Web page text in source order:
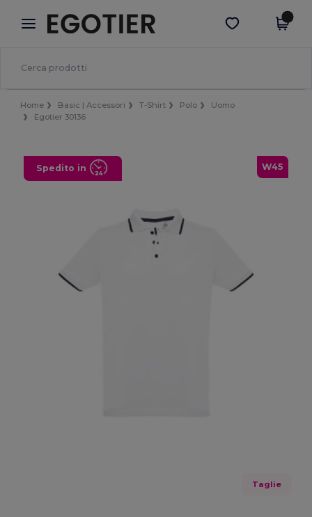
× App Egotier
Prezzi migliori sull'app!
Scarica app
Home Basic | Accessori T-Shirt Polo
Uomo
Egotier 30136
W45
Spedito in
Taglie